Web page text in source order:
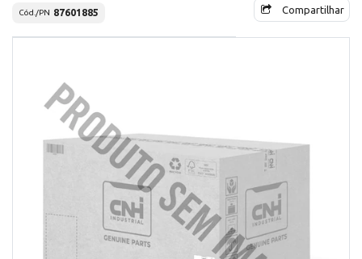
Cód./PN 87601885 Compartilhar